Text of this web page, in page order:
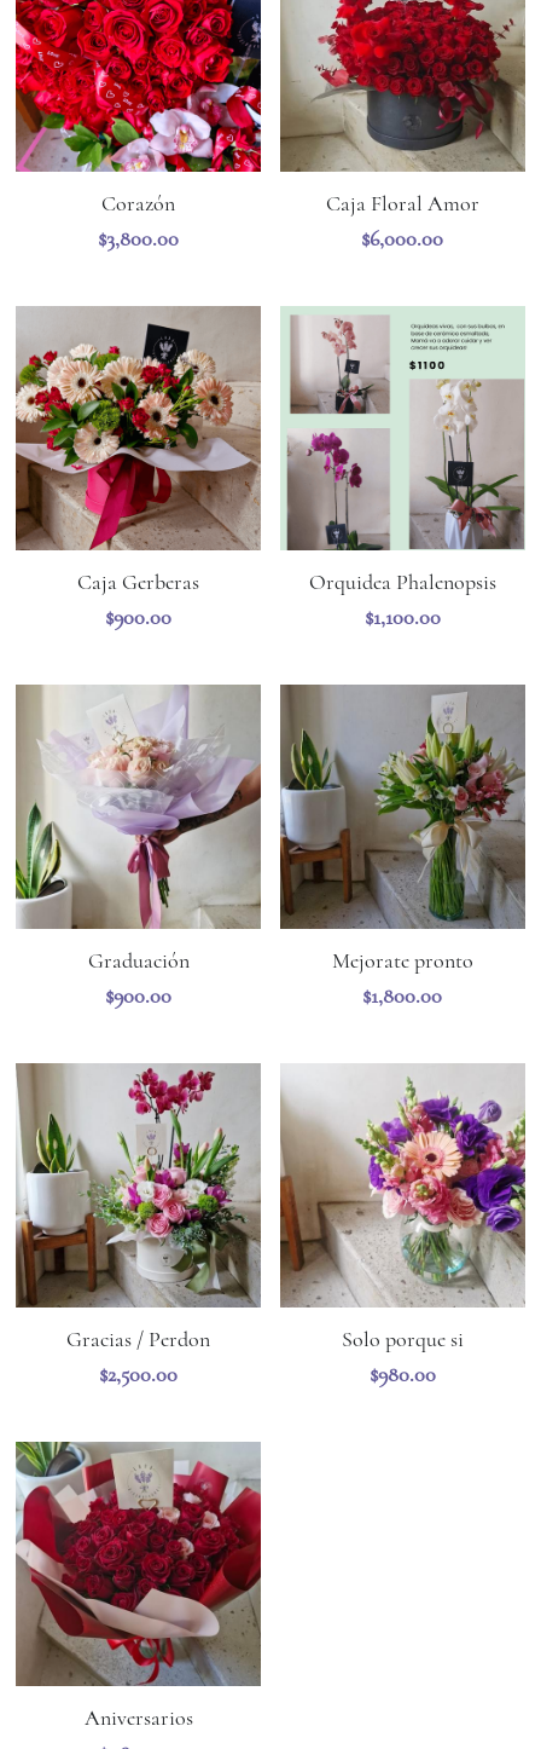
Corazón
$3,800.00
Caja Floral Amor
$6,000.00
Caja Gerberas
$900.00
Orquidea Phalenopsis
$1,100.00
Graduación
$900.00
Mejorate pronto
$1,800.00
Gracias / Perdon
$2,500.00
Solo porque si
$980.00
Aniversarios
Promociones locales
Regalos más pedidos